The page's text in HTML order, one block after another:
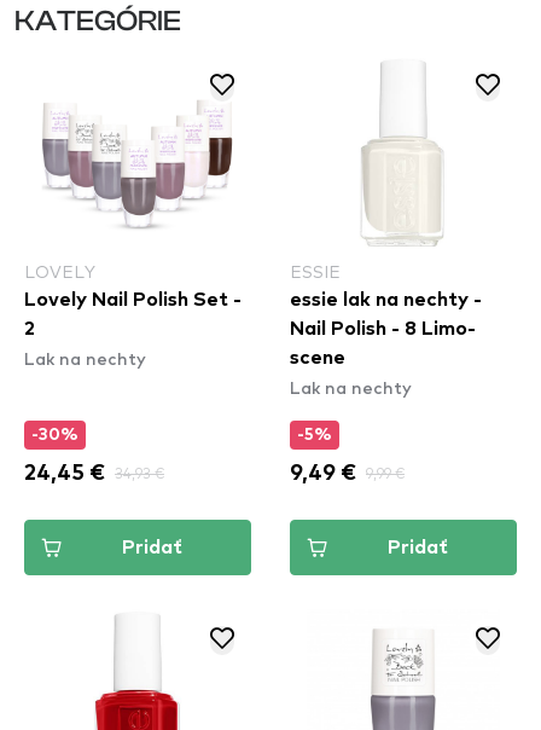
KATEGÓRIE
LOVELY
Lovely Nail Polish Set -
2
Lak na nechty
-30%
24,45 € 34,93 €
Pridať
ESSIE
essie lak na nechty -
Nail Polish - 8 Limo-
scene
Lak na nechty
-5%
9,49 € 9,99 €
Pridať